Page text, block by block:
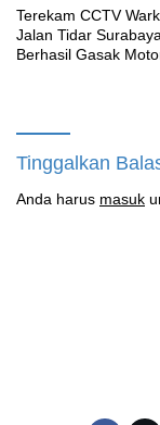
Terekam CCTV
Jalan Tidar
Berhasil Gasak
Tinggalkan
Anda harus masuk